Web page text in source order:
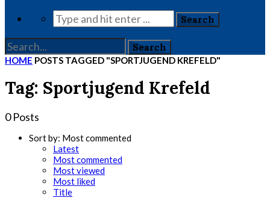
HOME POSTS TAGGED "SPORTJUGEND KREFELD"
Tag: Sportjugend Krefeld
0 Posts
Sort by: Most commented
Latest
Most commented
Most viewed
Most liked
Title